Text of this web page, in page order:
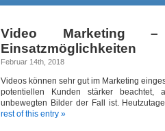
Video Marketing
Einsatzmöglichkeiten
Februar 14th, 2018
Videos können sehr gut im Marketing
potentiellen Kunden stärker
unbewegten Bilder der Fall ist.
rest of this entry »